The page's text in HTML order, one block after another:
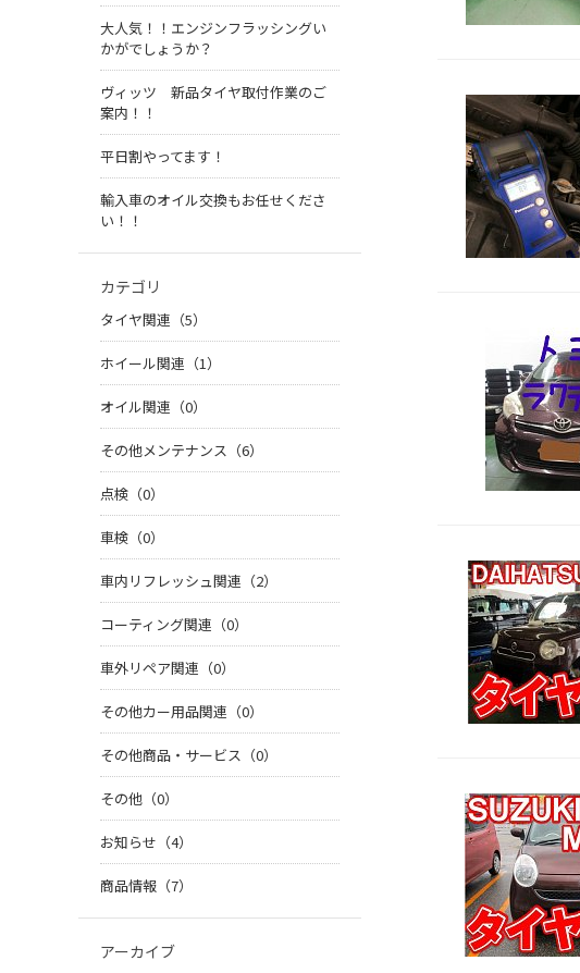
大人気！！エンジンフラッシングい
かがでしょうか？
ヴィッツ 新品タイヤ取付作業のご
案内！！
平日割やってます！
輸入車のオイル交換もお任せくださ
い！！
カテゴリ
タイヤ関連（5）
ホイール関連（1）
オイル関連（0）
その他メンテナンス（6）
点検（0）
車検（0）
車内リフレッシュ関連（2）
コーティング関連（0）
車外リペア関連（0）
その他カー用品関連（0）
その他商品・サービス（0）
その他（0）
お知らせ（4）
商品情報（7）
アーカイブ